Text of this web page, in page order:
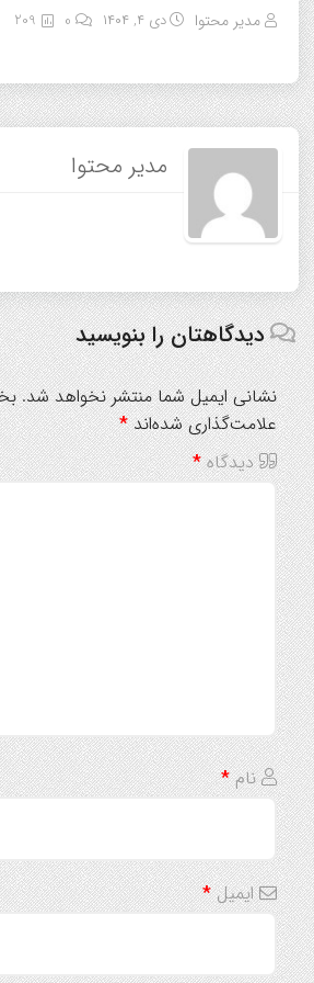
مدیر محتوا دی ۴, ۱۴۰۴ 209
مدیر محتوا
دیدگاهتان را بنویسید
نشانی ایمیل شما منتشر نخواهد شد.
علامت‌گذاری شده‌اند*
دیدگاه*
نام*
ایمیل*